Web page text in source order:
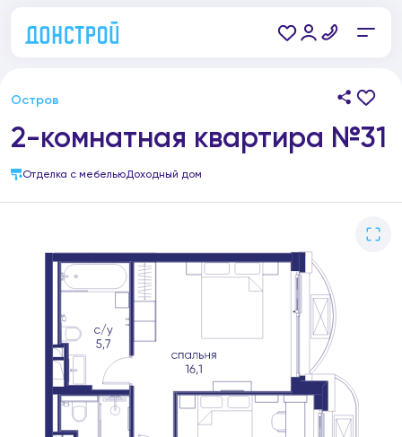
Остров
2-комнатная квартира №31
Отделка с мебельюДоходный дом